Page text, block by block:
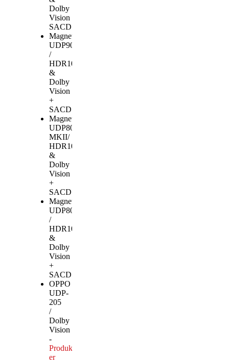
Dolby
Vision +
SACD
Magnetar
UDP900
/
HDR10+
&
Dolby
Vision
+
SACD
Magnetar
UDP800
MKII/
HDR10+
&
Dolby
Vision
+
SACD
Magnetar
UDP800
/
HDR10+
&
Dolby
Vision
+
SACD
OPPO
UDP-
205
/
Dolby
Vision
-
Produktionen
er